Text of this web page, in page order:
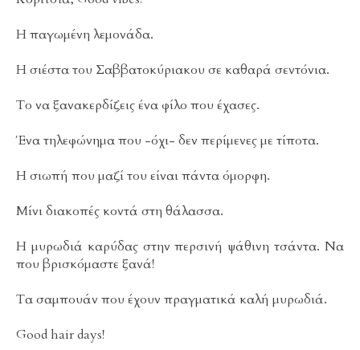
H παγωμένη λεμονάδα.
Η σιέστα του Σαββατοκύριακου σε καθαρά σεντόνια.
Το να ξανακερδίζεις ένα φίλο που έχασες.
Ένα τηλεφώνημα που -όχι- δεν περίμενες με τίποτα.
Η σιωπή που μαζί του είναι πάντα όμορφη.
Μίνι διακοπές κοντά στη θάλασσα.
Η μυρωδιά καρύδας στην περσινή ψάθινη τσάντα. Να
που βρισκόμαστε ξανά!
Τα σαμπουάν που έχουν πραγματικά καλή μυρωδιά.
Good hair days!